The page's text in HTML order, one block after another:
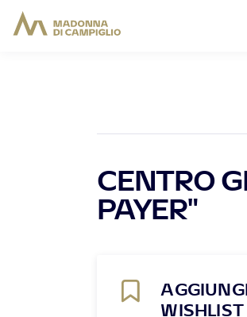
CENTRO
PAYER"
WISHLIST